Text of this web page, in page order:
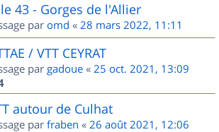
43 - Gorges de l'Allier
par omd « 28 mars 2022, 11:11
/ VTT CEYRAT
par gadoue « 25 oct. 2021, 13:09
autour de Culhat
par fraben « 26 août 2021, 12:06